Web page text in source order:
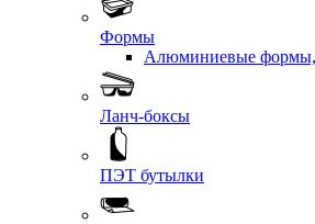
Формы
Алюминиевые формы,
Ланч-боксы
ПЭТ бутылки